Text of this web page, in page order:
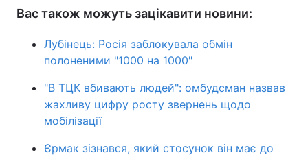
Вас також можуть зацікавити новини:
Лубінець: Росія заблокувала обмін
полоненими "1000 на 1000"
"В ТЦК вбивають людей": омбудсман назвав
жахливу цифру росту звернень щодо
мобілізації
Єрмак зізнався, який стосунок він має до